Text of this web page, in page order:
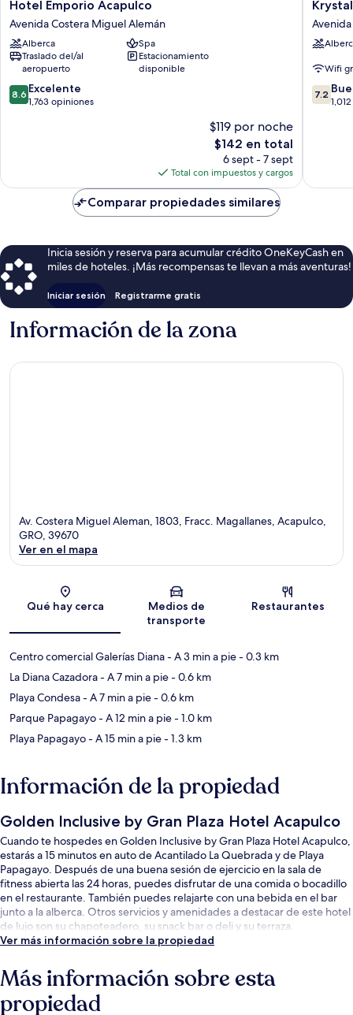
Emporio
Acapulco
Avenida
Costera
Miguel
Alemán
Hotel Emporio Acapulco
Avenida Costera Miguel Alemán
Alberca
Spa
Traslado del/al
aeropuerto
Estacionamiento
disponible
8.6
de
8.6 Excelente
1,763 opiniones
$119 por noche
El
precio
actual
es
de
$142
$142 en total
6 sept - 7 sept
Total con impuestos y cargos
Beach
Avenida
Miguel
Alemán
Wifi
7.2
de
7.2
Comparar propiedades similares
Inicia sesión y reserva para acumular crédito OneKeyCash en
miles de hoteles. ¡Más recompensas te llevan a más aventuras!
Iniciar sesión Registrarme gratis
Información de la zona
Av. Costera Miguel Aleman, 1803, Fracc. Magallanes, Acapulco,
GRO, 39670
Ver en el mapa
Qué hay cerca
Medios de
transporte
Restaurantes
Centro comercial Galerías Diana- A 3 min a pie- 0.3 km
La Diana Cazadora- A 7 min a pie- 0.6 km
Playa Condesa- A 7 min a pie- 0.6 km
Parque Papagayo- A 12 min a pie- 1.0 km
Playa Papagayo- A 15 min a pie- 1.3 km
Información de la propiedad
Golden Inclusive by Gran Plaza Hotel Acapulco
Cuando te hospedes en Golden Inclusive by Gran Plaza Hotel Acapulco,
estarás a 15 minutos en auto de Acantilado La Quebrada y de Playa
Papagayo. Después de una buena sesión de ejercicio en la sala de
fitness abierta las 24 horas, puedes disfrutar de una comida o bocadillo
en el restaurante. También puedes relajarte con una bebida en el bar
junto a la alberca. Otros servicios y amenidades a destacar de este hotel
de lujo son su chapoteadero, su snack bar o deli y su terraza.
Ver más información sobre la propiedad
Más información sobre esta
propiedad